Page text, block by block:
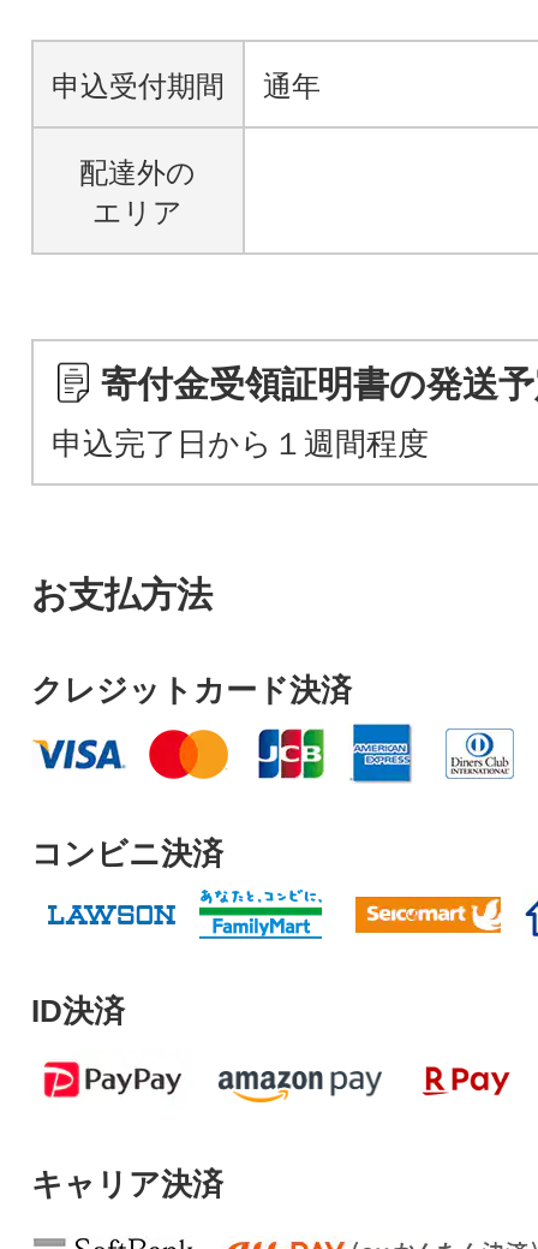
申込受付期間 通年
配達外の
エリア
寄付金受領証明書の発送
申込完了日から１週間程度
お支払方法
クレジットカード決済
コンビニ決済
ID決済
キャリア決済